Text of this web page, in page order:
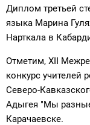
Диплом третьей
языка Марина
Нарткала в
Отметим, XII
конкурс учителей
Северо-
Адыгея "Мы
Карачаевске.